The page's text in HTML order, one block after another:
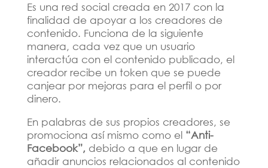
Es una red social creada en 2017 con la
finalidad de apoyar a los creadores de
contenido. Funciona de la siguiente
manera, cada vez que un usuario
interactúa con el contenido publicado, el
creador recibe un token que se puede
canjear por mejoras para el perfil o por
dinero.
En palabras de sus propios creadores, se
promociona así mismo como el “Anti-
Facebook”, debido a que en lugar de
añadir anuncios relacionados al contenido